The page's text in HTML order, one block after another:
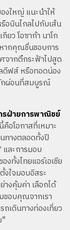
งใหญ่ แนะนำให้
อบินไกลไปกับเส้น
ยว โอซาก้า นาโก
หากคุณชื่นชอบการ
จากตึกระฟ้าไปสูด
ดีฟส์ หรือทอดน่อง
กผ่อนที่สมบูรณ์
รฝ่ายการพาณิชย์
คือโอกาสที่เหมาะ
ทางตลอดทั้งปี
และการมอบ
ทั้งไทยแอร์เอเชีย
งใจมอบอิสระ
งคุ้มค่า เลือกได้
อบคุณจากเรา
เดินทางท่องเที่ยว